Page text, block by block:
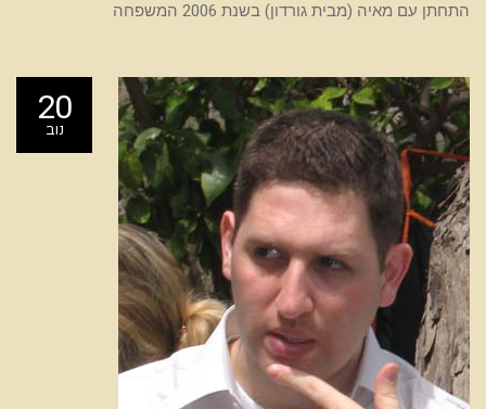
התחתן עם מאיה (מבית גורדון) בשנת 2006 המשפחה
20
נוב